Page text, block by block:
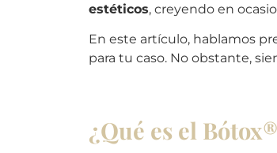
estéticos, creyendo en
En este artículo, hablamos
para tu caso. No obstante,
¿Qué es el